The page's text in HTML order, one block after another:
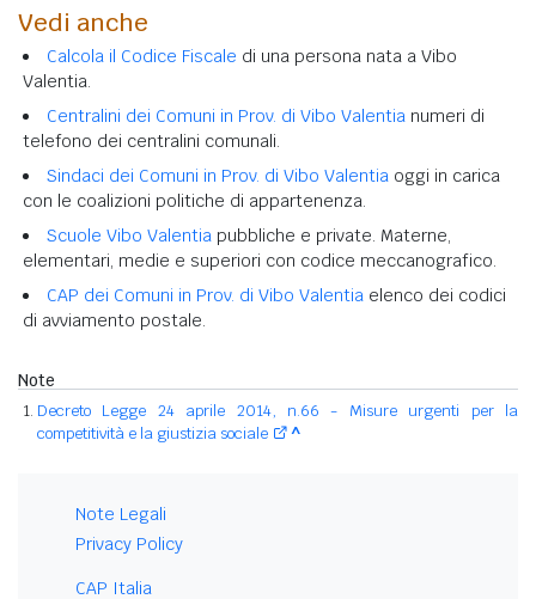
Vedi anche
Calcola il Codice Fiscale di una persona nata a Vibo
Valentia.
Centralini dei Comuni in Prov. di Vibo Valentia numeri di
telefono dei centralini comunali.
Sindaci dei Comuni in Prov. di Vibo Valentia oggi in carica
con le coalizioni politiche di appartenenza.
Scuole Vibo Valentia pubbliche e private. Materne,
elementari, medie e superiori con codice meccanografico.
CAP dei Comuni in Prov. di Vibo Valentia elenco dei codici
di avviamento postale.
Note
Decreto Legge 24 aprile 2014, n.66 - Misure urgenti per la
competitività e la giustizia sociale
^
Note Legali
Privacy Policy
CAP Italia